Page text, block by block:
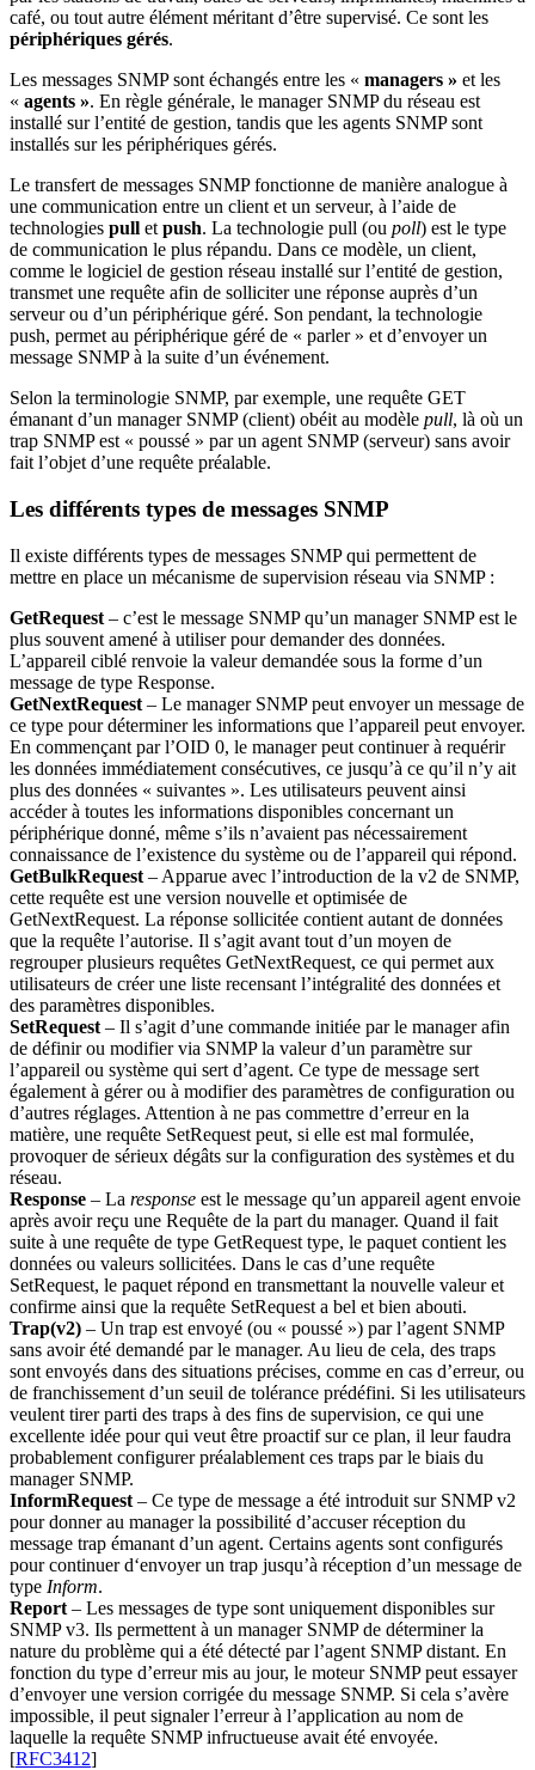
café, ou tout autre élément méritant d’être supervisé. Ce sont les
périphériques gérés.
Les messages SNMP sont échangés entre les « managers » et les
« agents ». En règle générale, le manager SNMP du réseau est
installé sur l’entité de gestion, tandis que les agents SNMP sont
installés sur les périphériques gérés.
Le transfert de messages SNMP fonctionne de manière analogue à
une communication entre un client et un serveur, à l’aide de
technologies pull et push. La technologie pull (ou poll) est le type
de communication le plus répandu. Dans ce modèle, un client,
comme le logiciel de gestion réseau installé sur l’entité de gestion,
transmet une requête afin de solliciter une réponse auprès d’un
serveur ou d’un périphérique géré. Son pendant, la technologie
push, permet au périphérique géré de « parler » et d’envoyer un
message SNMP à la suite d’un événement.
Selon la terminologie SNMP, par exemple, une requête GET
émanant d’un manager SNMP (client) obéit au modèle pull, là où un
trap SNMP est « poussé » par un agent SNMP (serveur) sans avoir
fait l’objet d’une requête préalable.
Les différents types de messages SNMP
Il existe différents types de messages SNMP qui permettent de
mettre en place un mécanisme de supervision réseau via SNMP :
GetRequest – c’est le message SNMP qu’un manager SNMP est le
plus souvent amené à utiliser pour demander des données.
L’appareil ciblé renvoie la valeur demandée sous la forme d’un
message de type Response.
GetNextRequest – Le manager SNMP peut envoyer un message de
ce type pour déterminer les informations que l’appareil peut envoyer.
En commençant par l’OID 0, le manager peut continuer à requérir
les données immédiatement consécutives, ce jusqu’à ce qu’il n’y ait
plus des données « suivantes ». Les utilisateurs peuvent ainsi
accéder à toutes les informations disponibles concernant un
périphérique donné, même s’ils n’avaient pas nécessairement
connaissance de l’existence du système ou de l’appareil qui répond.
GetBulkRequest – Apparue avec l’introduction de la v2 de SNMP,
cette requête est une version nouvelle et optimisée de
GetNextRequest. La réponse sollicitée contient autant de données
que la requête l’autorise. Il s’agit avant tout d’un moyen de
regrouper plusieurs requêtes GetNextRequest, ce qui permet aux
utilisateurs de créer une liste recensant l’intégralité des données et
des paramètres disponibles.
SetRequest – Il s’agit d’une commande initiée par le manager afin
de définir ou modifier via SNMP la valeur d’un paramètre sur
l’appareil ou système qui sert d’agent. Ce type de message sert
également à gérer ou à modifier des paramètres de configuration ou
d’autres réglages. Attention à ne pas commettre d’erreur en la
matière, une requête SetRequest peut, si elle est mal formulée,
provoquer de sérieux dégâts sur la configuration des systèmes et du
réseau.
Response – La response est le message qu’un appareil agent envoie
après avoir reçu une Requête de la part du manager. Quand il fait
suite à une requête de type GetRequest type, le paquet contient les
données ou valeurs sollicitées. Dans le cas d’une requête
SetRequest, le paquet répond en transmettant la nouvelle valeur et
confirme ainsi que la requête SetRequest a bel et bien abouti.
Trap(v2) – Un trap est envoyé (ou « poussé ») par l’agent SNMP
sans avoir été demandé par le manager. Au lieu de cela, des traps
sont envoyés dans des situations précises, comme en cas d’erreur, ou
de franchissement d’un seuil de tolérance prédéfini. Si les utilisateurs
veulent tirer parti des traps à des fins de supervision, ce qui une
excellente idée pour qui veut être proactif sur ce plan, il leur faudra
probablement configurer préalablement ces traps par le biais du
manager SNMP.
InformRequest – Ce type de message a été introduit sur SNMP v2
pour donner au manager la possibilité d’accuser réception du
message trap émanant d’un agent. Certains agents sont configurés
pour continuer d‘envoyer un trap jusqu’à réception d’un message de
type Inform.
Report – Les messages de type sont uniquement disponibles sur
SNMP v3. Ils permettent à un manager SNMP de déterminer la
nature du problème qui a été détecté par l’agent SNMP distant. En
fonction du type d’erreur mis au jour, le moteur SNMP peut essayer
d’envoyer une version corrigée du message SNMP. Si cela s’avère
impossible, il peut signaler l’erreur à l’application au nom de
laquelle la requête SNMP infructueuse avait été envoyée.
[RFC3412]